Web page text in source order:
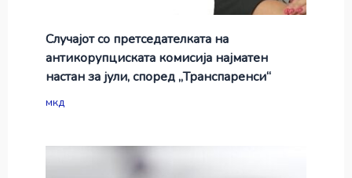
Случајот со претседателката на
антикорупциската комисија најматен
настан за јули, според „Транспаренси“
мкд